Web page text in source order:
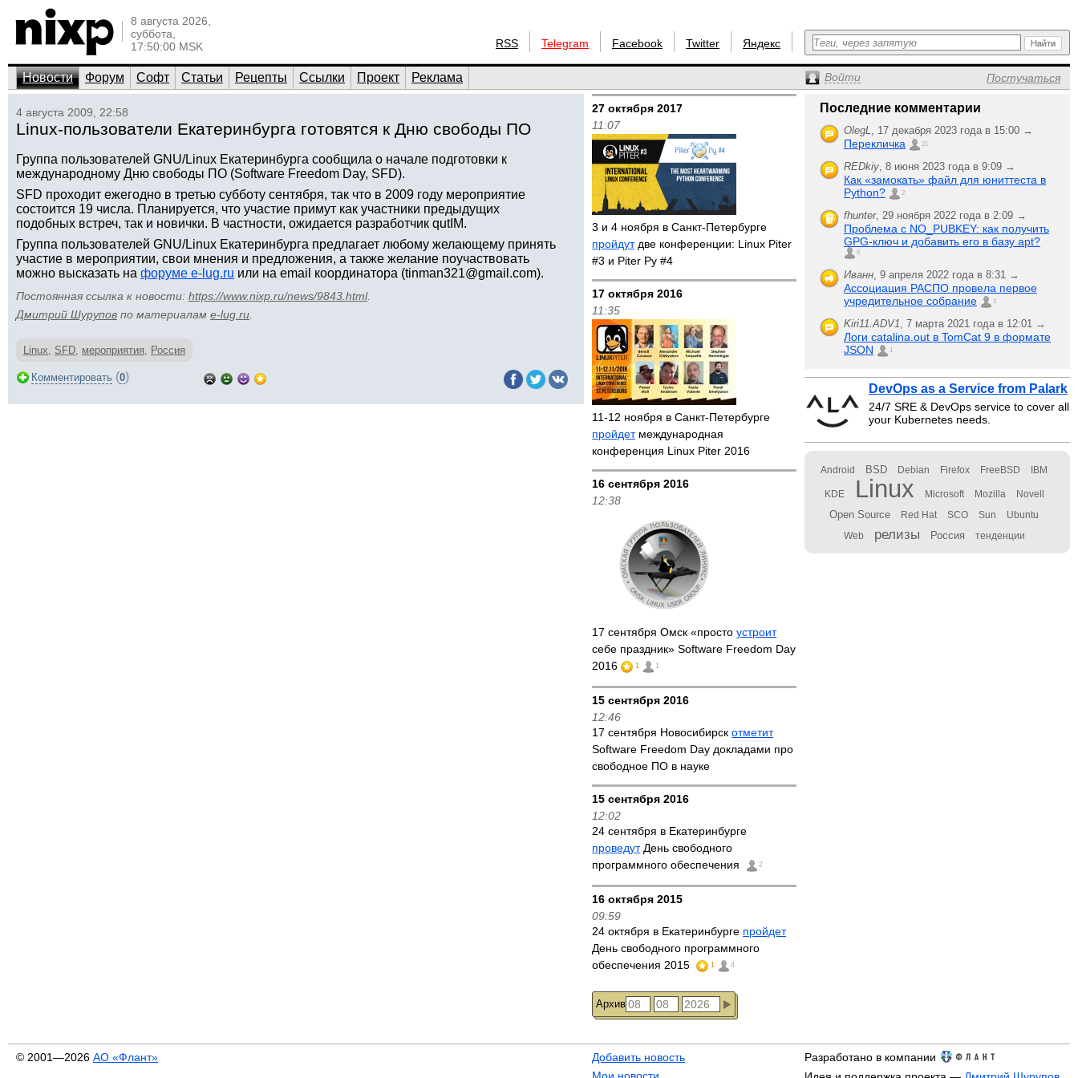
8 августа 2026,
суббота,
17:50:00 MSK
RSS Telegram Facebook Twitter Яндекс
Новости Форум Софт Статьи Рецепты Ссылки Проект Реклама Войти Постучаться
4 августа 2009, 22:58
Linux-пользователи Екатеринбурга готовятся к Дню свободы ПО
Группа пользователей GNU/Linux Екатеринбурга сообщила о начале подготовки к
международному Дню свободы ПО (Software Freedom Day, SFD).
SFD проходит ежегодно в третью субботу сентября, так что в 2009 году мероприятие
состоится 19 числа. Планируется, что участие примут как участники предыдущих
подобных встреч, так и новички. В частности, ожидается разработчик qutIM.
Группа пользователей GNU/Linux Екатеринбурга предлагает любому желающему принять
участие в мероприятии, свои мнения и предложения, а также желание поучаствовать
можно высказать на форуме e-lug.ru или на email координатора (tinman321@gmail.com).
Постоянная ссылка к новости: https://www.nixp.ru/news/9843.html.
Дмитрий Шурупов по материалам e-lug.ru
Linux, SFD, мероприятия, Россия
Комментировать (0)
27 октября 2017
11:07
3 и 4 ноября в Санкт-Петербурге
пройдутдве конференции: Linux Piter
#3 и Piter Py #4
17 октября 2016
11:35
11-12 ноября в Санкт-Петербурге
пройдетмеждународная
конференция Linux Piter 2016
16 сентября 2016
12:38
17 сентября Омск «простоустроит
себе праздник» Software Freedom Day
2016
1 1
15 сентября 2016
12:46
17 сентября Новосибирскотметит
Software Freedom Day докладами про
свободное ПО в науке
15 сентября 2016
12:02
24 сентября в Екатеринбурге
проведутДень свободного
программного обеспечения
2
16 октября 2015
09:59
24 октября в Екатеринбурге пройдет
День свободного программного
обеспечения 2015
1 4
Архив
Последние комментарии
OlegL, 17 декабря 2023 года в 15:00 →
Перекличка 21
REDkiy, 8 июня 2023 года в 9:09 →
Как «замокать» файл для юниттеста в
Python?
2
fhunter, 29 ноября 2022 года в 2:09 →
Проблема с NO_PUBKEY: как получить
GPG-ключ и добавить его в базу apt?
6
Иванн, 9 апреля 2022 года в 8:31 →
Ассоциация РАСПО провела первое
учредительное собрание
1
Kiri11.ADV1, 7 марта 2021 года в 12:01 →
Логи catalina.out в TomCat 9 в формате
JSON
1
DevOps as a Service from Palark
24/7 SRE & DevOps service to cover all
your Kubernetes needs.
Android BSD Debian Firefox FreeBSD IBM
KDE Linux Microsoft Mozilla Novell
Open Source Red Hat SCO Sun Ubuntu
Web релизы Россия тенденции
© 2001—2026 АО «Флант»
Добавить новость
Разработано в компании